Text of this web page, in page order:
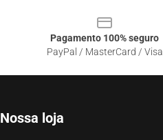
Pagamento 100% seguro
PayPal / MasterCard / Visa
Nossa loja